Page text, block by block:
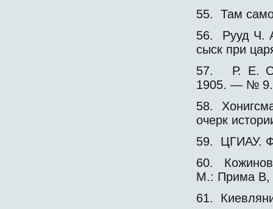
55. Там
56. Рууд Ч.
сыск при
57. Р. Е.
1905. — №
58.
очерк
59. ЦГИАУ.
60.
М.: Прима В,
61.